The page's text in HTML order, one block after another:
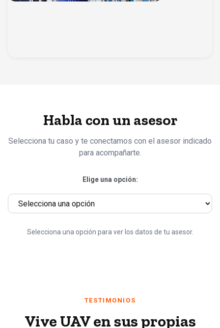
Habla con un asesor
Selecciona tu caso y te conectamos con el asesor indicado
para acompañarte.
Elige una opción:
Selecciona una opción para ver los datos de tu asesor.
TESTIMONIOS
Vive UAV en sus propias